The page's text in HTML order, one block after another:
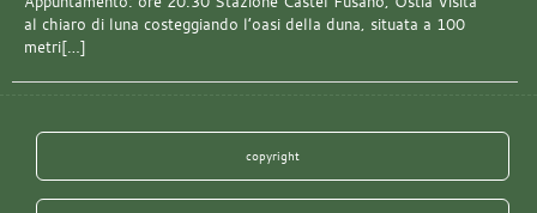
al chiaro di luna costeggiando l’oasi della duna, situata a 100
metri[…]
copyright